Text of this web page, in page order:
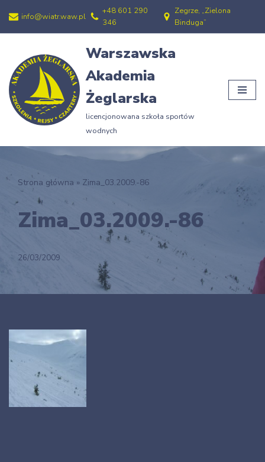
Przejdź
treści
info@wiatr.waw.pl
+48 601 290
346
Zegrze, „Zielona
Binduga”
Warszawska
Akademia
Żeglarska
licencjonowana szkoła sportów
wodnych
Strona główna » Zima_03.2009.-86
Zima_03.2009.-86
26/03/2009